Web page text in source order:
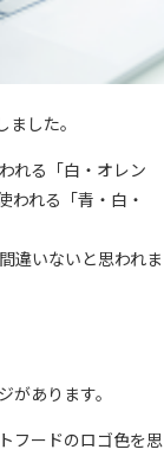
した。
れる「白・オレン
われる「青・白・
違いないと思われま
あります。
フードのロゴ色を思